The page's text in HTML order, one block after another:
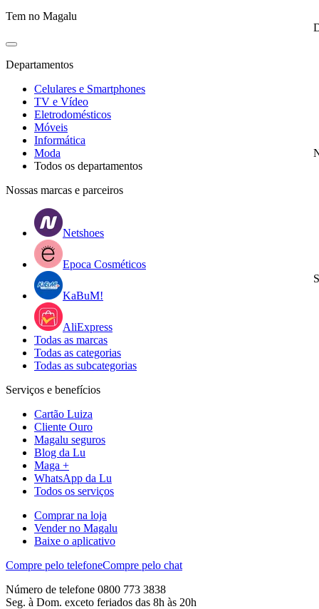
Tem no Magalu
Departamentos
Celulares e Smartphones
TV e Vídeo
Eletrodomésticos
Móveis
Informática
Moda
Todos os departamentos
Nossas marcas e parceiros
Netshoes
Epoca Cosméticos
KaBuM!
AliExpress
Todas as marcas
Todas as categorias
Todas as subcategorias
Serviços e benefícios
Cartão Luiza
Cliente Ouro
Magalu seguros
Blog da Lu
Maga +
WhatsApp da Lu
Todos os serviços
Comprar na loja
Vender no Magalu
Baixe o aplicativo
Compre pelo telefoneCompre pelo chat
Número de telefone 0800 773 3838
Seg. à Dom. exceto feriados das 8h às 20h